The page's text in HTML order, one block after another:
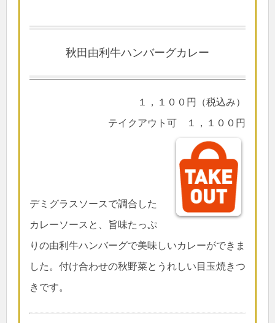
秋田由利牛ハンバーグカレー
１，１００円（税込み）
テイクアウト可 １，１００円
デミグラスソースで調合した
カレーソースと、旨味たっぷ
りの由利牛ハンバーグで美味しいカレーができま
した。付け合わせの秋野菜とうれしい目玉焼きつ
きです。